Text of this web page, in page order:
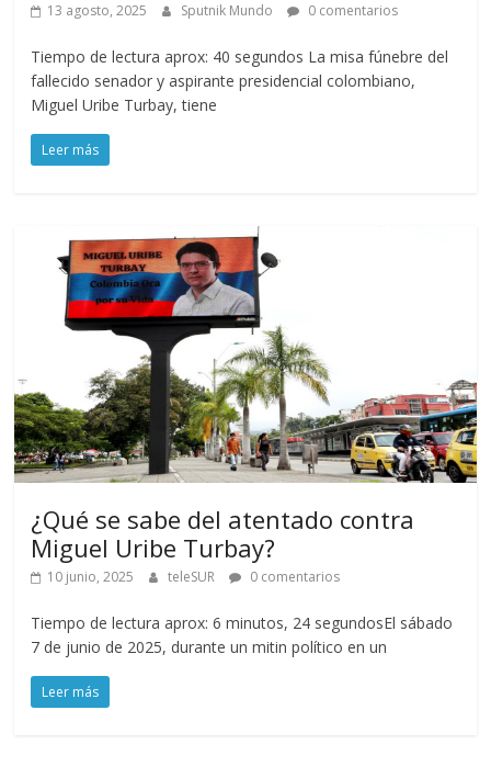
13 agosto, 2025 Sputnik Mundo 0 comentarios
Tiempo de lectura aprox: 40 segundos La misa fúnebre del
fallecido senador y aspirante presidencial colombiano,
Miguel Uribe Turbay, tiene
Leer más
¿Qué se sabe del atentado contra
Miguel Uribe Turbay?
10 junio, 2025 teleSUR 0 comentarios
Tiempo de lectura aprox: 6 minutos, 24 segundosEl sábado
7 de junio de 2025, durante un mitin político en un
Leer más